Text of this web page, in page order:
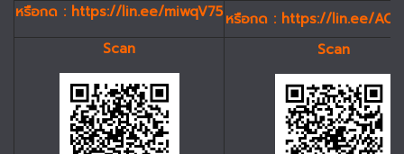
หรือกด : https://lin.ee/miwqV75หรือกด : https://lin.ee/
Scan
Scan